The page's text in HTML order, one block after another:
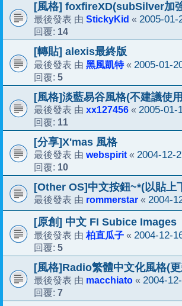
[風格] foxfireXD(subSilver加
最後發表 由 StickyKid « 2005-01-
回覆: 14
[轉貼] alexis最終版
最後發表 由 黑風凱特« 2005-01-
回覆: 5
[風格]淡藍易谷風格(不建議使
最後發表 由 xx127456 « 2005-01-
回覆: 11
[分享]X'mas 風格
最後發表 由 webspirit « 2004-12-
回覆: 10
[Other OS]中文按鈕~*(以貼上
最後發表 由 rommerstar « 2004-
[原創] 中文 FI Subice Images
最後發表 由柏直瓜子 « 2004-12-
回覆: 5
[風格]Radio繁體中文化風格(
最後發表 由 macchiato « 2004-
回覆: 7